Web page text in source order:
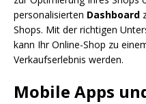
personalisierten Dashboard
Shops. Mit der richtigen
kann Ihr Online-Shop zu
Verkaufserlebnis werden.
Mobile Apps